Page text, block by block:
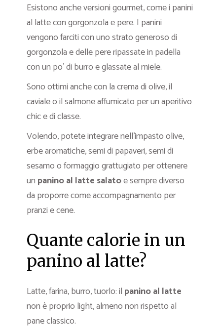
Esistono anche versioni gourmet, come i panini
al latte con gorgonzola e pere. I panini
vengono farciti con uno strato generoso di
gorgonzola e delle pere ripassate in padella
con un po’ di burro e glassate al miele.
Sono ottimi anche con la crema di olive, il
caviale o il salmone affumicato per un aperitivo
chic e di classe.
Volendo, potete integrare nell’impasto olive,
erbe aromatiche, semi di papaveri, semi di
sesamo o formaggio grattugiato per ottenere
un panino al latte salatoe sempre diverso
da proporre come accompagnamento per
pranzi e cene.
Quante calorie in un
panino al latte?
Latte, farina, burro, tuorlo: il panino al latte
non è proprio light, almeno non rispetto al
pane classico.